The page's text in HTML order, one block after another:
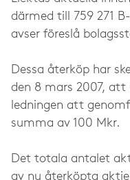
därmed till 759 271
avser föreslå
Dessa återköp har
den 8 mars 2007, att
ledningen att
summa av 100 Mkr.
Det totala antalet
av nu återköpta